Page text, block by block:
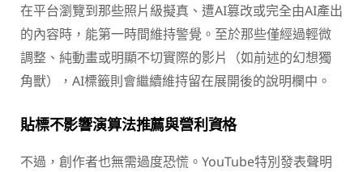
在平台瀏覽到那些照片級擬真、遭AI篡改或完全由AI產出
的內容時，能第一時間維持警覺。至於那些僅經過輕微
調整、純動畫或明顯不切實際的影片（如前述的幻想獨
角獸），AI標籤則會繼續維持留在展開後的說明欄中。
貼標不影響演算法推薦與營利資格
不過，創作者也無需過度恐慌。YouTube特別發表聲明